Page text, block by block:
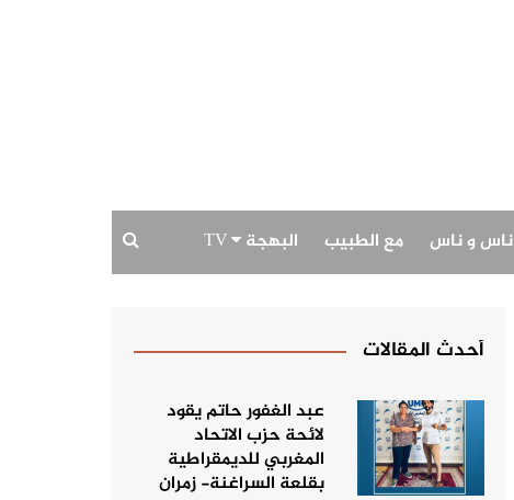
ناس و ناس مع الطبيب البهجة TV
أحدث المقالات
عبد الغفور حاتم يقود
لائحة حزب الاتحاد
المغربي للديمقراطية
بقلعة السراغنة- زمران